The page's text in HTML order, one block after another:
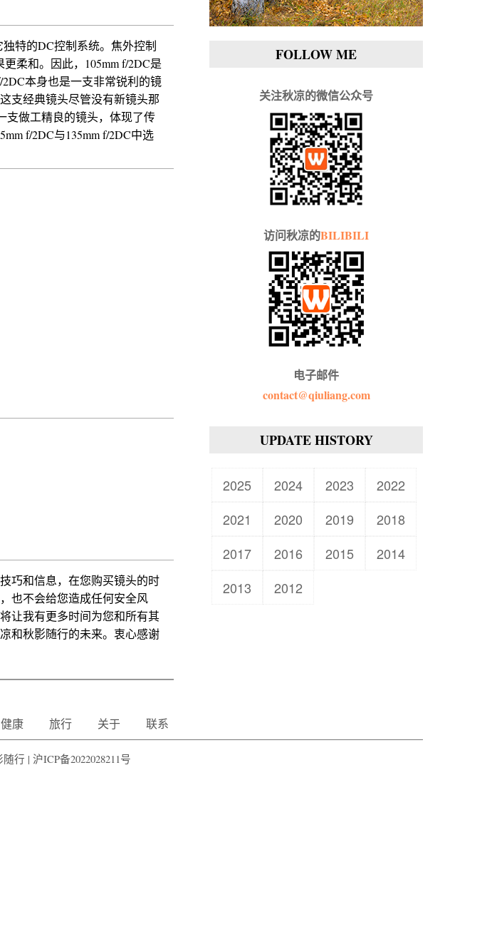
特的DC控制系统。焦外控制
柔和。因此，105mm f/2DC是
本身也是一支非常锐利的镜
支经典镜头尽管没有新镜头那
支做工精良的镜头，体现了传
f/2DC与135mm f/2DC中选
巧和信息，在您购买镜头的时
也不会给您造成任何安全风
让我有更多时间为您和所有其
和秋影随行的未来。衷心感谢
FOLLOW ME
关注秋凉的微信公众号
访问秋凉的BILIBILI
电子邮件
contact@qiuliang.com
UPDATE HISTORY
2025 2024 2023
2022
2021
2020 2019
2018
2017
2016 2015
2014
2013
2012
健康 旅行 关于 联系
随行 | 沪ICP备2022028211号